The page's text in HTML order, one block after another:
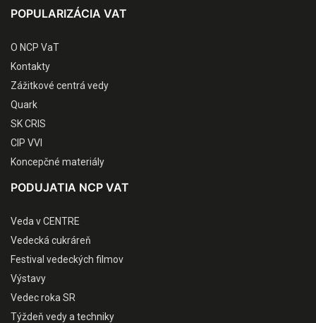
POPULARIZÁCIA VAT
O NCP VaT
Kontakty
Zážitkové centrá vedy
Quark
SK CRIS
CIP VVI
Koncepčné materiály
PODUJATIA NCP VAT
Veda v CENTRE
Vedecká cukráreň
Festival vedeckých filmov
Výstavy
Vedec roka SR
Týždeň vedy a techniky